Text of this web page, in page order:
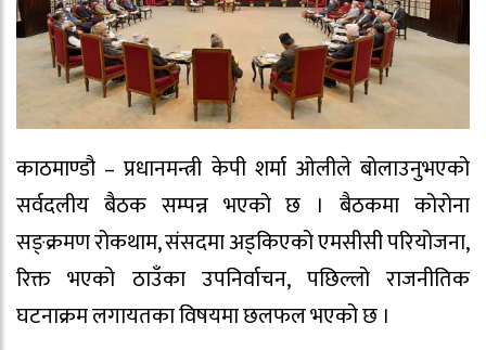
काठमाण्डौ – प्रधानमन्त्री केपी शर्मा ओलीले बोलाउनुभएको
सर्वदलीय बैठक सम्पन्न भएको छ । बैठकमा कोरोना
सङ्क्रमण रोकथाम, संसदमा अड्किएको एमसीसी परियोजना,
रिक्त भएको ठाउँका उपनिर्वाचन, पछिल्लो राजनीतिक
घटनाक्रम लगायतका विषयमा छलफल भएको छ ।